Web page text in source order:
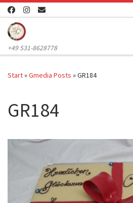
Zum Inhalt springen
+49 531-8628778
Start»Gmedia Posts »GR184
GR184